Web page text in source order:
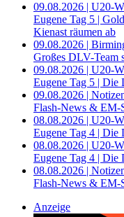
09.08.2026 | U20-
Eugene Tag 5 |
Kienast räumen ab
09.08.2026 |
Großes DLV-Team
09.08.2026 | U20-
Eugene Tag 5 | Die
09.08.2026 |
Flash-News & EM-
08.08.2026 | U20-
Eugene Tag 4 | Die
08.08.2026 | U20-
Eugene Tag 4 | Die
08.08.2026 |
Flash-News & EM-
Anzeige